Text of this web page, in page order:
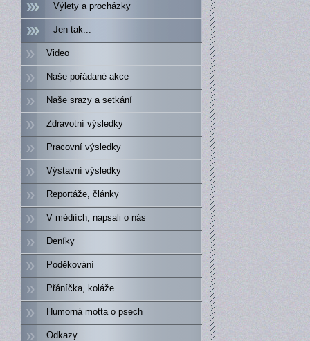
Výlety a procházky
Jen tak...
Video
Naše pořádané akce
Naše srazy a setkání
Zdravotní výsledky
Pracovní výsledky
Výstavní výsledky
Reportáže, články
V médiích, napsali o nás
Deníky
Poděkování
Přáníčka, koláže
Humorná motta o psech
Odkazy